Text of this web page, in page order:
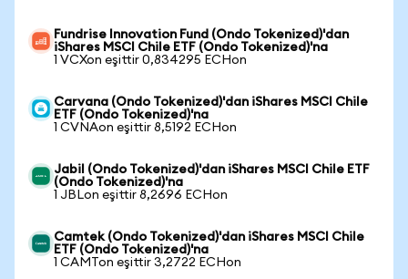
Fundrise Innovation Fund (Ondo Tokenized)'dan
iShares MSCI Chile ETF (Ondo Tokenized)'na
1 VCXon eşittir 0,834295 ECHon
Carvana (Ondo Tokenized)'dan iShares MSCI Chile
ETF (Ondo Tokenized)'na
1 CVNAon eşittir 8,5192 ECHon
Jabil (Ondo Tokenized)'dan iShares MSCI Chile ETF
(Ondo Tokenized)'na
1 JBLon eşittir 8,2696 ECHon
Camtek (Ondo Tokenized)'dan iShares MSCI Chile
ETF (Ondo Tokenized)'na
1 CAMTon eşittir 3,2722 ECHon